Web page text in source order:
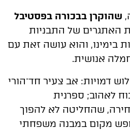
שהוקרן בבכורה בפסטיבל
האתגרים של התבניות
בימינו, והוא עושה זאת עם
אנושית.
דמויות: אב צעיר חד־הורי
לאהוב; ספרנית
שהחליטה לא להפוך
מקום במבנה משפחתי